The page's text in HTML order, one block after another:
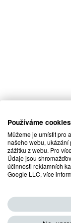
Používáme cookies
Můžeme je umístit pro
našeho webu, ukázání
zážitku z webu. Pro
Údaje jsou
účinnosti reklamních
Google LLC, více